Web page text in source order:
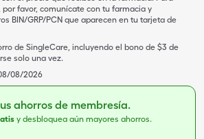
favor, comunícate con tu farmacia y
BIN/GRP/PCN que aparecen en tu tarjeta de
de SingleCare, incluyendo el bono de $3 de
solo una vez.
08/2026
ahorros de membresía.
y desbloquea aún mayores ahorros.